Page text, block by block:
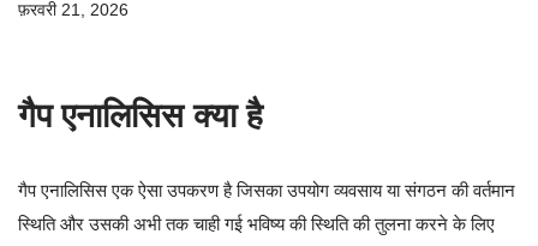
फ़रवरी 21, 2026
गैप एनालिसिस क्या है
गैप एनालिसिस एक ऐसा उपकरण है जिसका उपयोग व्यवसाय या संगठन की वर्तमान
स्थिति और उसकी अभी तक चाही गई भविष्य की स्थिति की तुलना करने के लिए